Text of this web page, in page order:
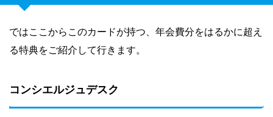
ではここからこのカードが持つ、年会費分をはるかに超え
る特典をご紹介して行きます。
コンシエルジュデスク